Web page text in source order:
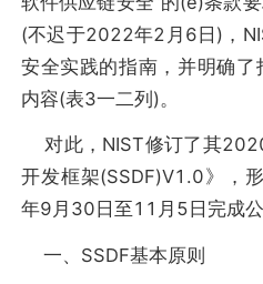
(不迟于2022年2月6日)，
安全实践的指南，并明确
内容(表3一二列)。
对此，NIST修订了其
开发框架(SSDF)V1.0》，
年9月30日至11月5日完成公
一、SSDF基本原则